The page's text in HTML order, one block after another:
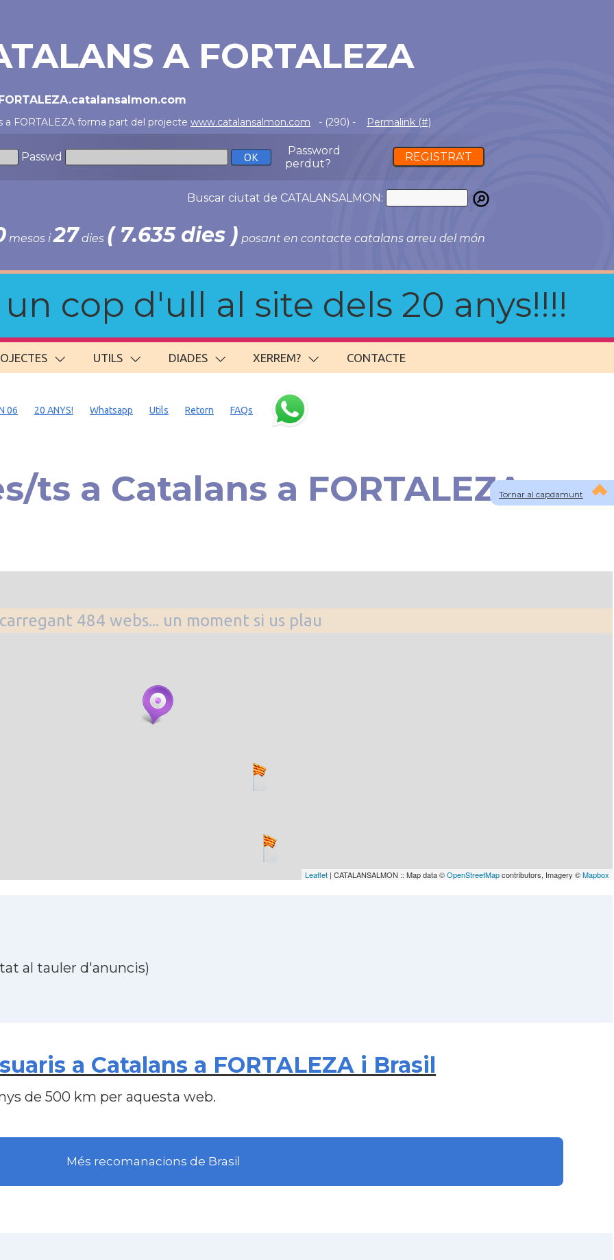
A FORTALEZA
a FORTALEZA forma part del projecte www.catalansalmon.com - (290) - Permalink (#)
Passwd
Password
perdut?
REGISTRA'T
Buscar ciutat de CATALANSALMON:
mesos i27 dies ( 7.635 dies ) posant en contacte catalans arreu del món
cop d'ull al site dels 20 anys!!!!
UTILS DIADES XERREM? CONTACTE
Tornar al capdamunt
06 20 ANYS! Whatsapp Utils Retorn FAQs
ts a Catalans a FORTALEZA
484 webs... un moment si us plau
Leaflet | CATALANSALMON :: Map data ©OpenStreetMapcontributors, Imagery ©Mapbox
al tauler d'anuncis)
a Catalans a FORTALEZA i Brasil
de 500 km per aquesta web.
Més recomanacions de Brasil